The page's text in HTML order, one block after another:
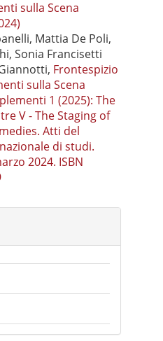
sulla Scena
Mattia De Poli,
Sonia Francisetti
Frontespizio
sulla Scena
1 (2025): The
V - The Staging of
Atti del
di studi.
2024. ISBN